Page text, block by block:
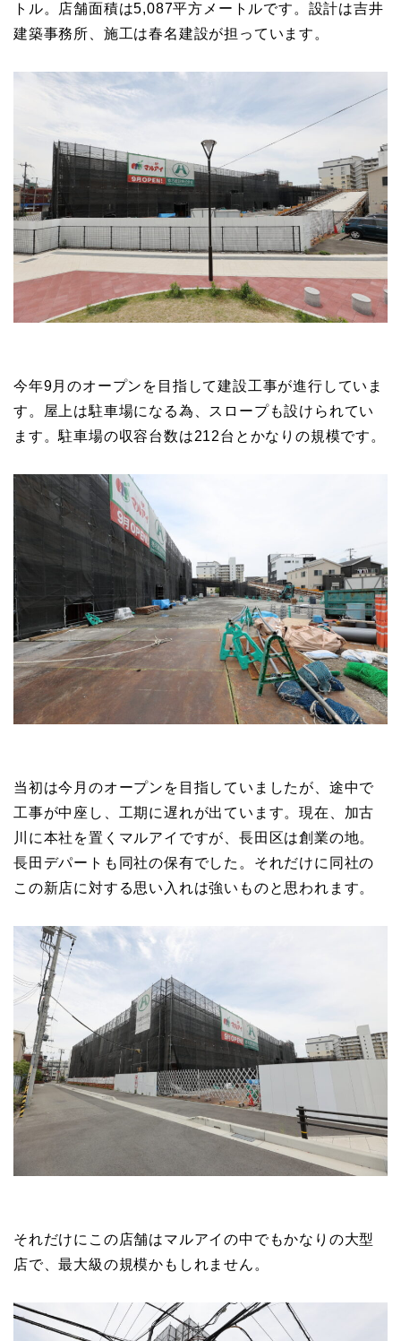
トル。店舗面積は5,087平方メートルです。設計は吉井
建築事務所、施工は春名建設が担っています。
今年9月のオープンを目指して建設工事が進行していま
す。屋上は駐車場になる為、スロープも設けられてい
ます。駐車場の収容台数は212台とかなりの規模です。
当初は今月のオープンを目指していましたが、途中で
工事が中座し、工期に遅れが出ています。現在、加古
川に本社を置くマルアイですが、長田区は創業の地。
長田デパートも同社の保有でした。それだけに同社の
この新店に対する思い入れは強いものと思われます。
それだけにこの店舗はマルアイの中でもかなりの大型
店で、最大級の規模かもしれません。